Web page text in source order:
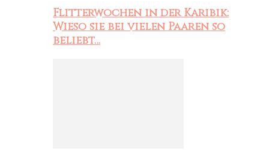
Flitterwochen in der Karibik:
Wieso sie bei vielen Paaren so
beliebt…